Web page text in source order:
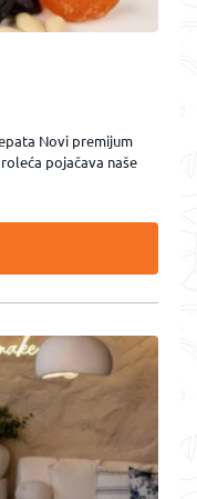
Novi premijum
pojačava naše